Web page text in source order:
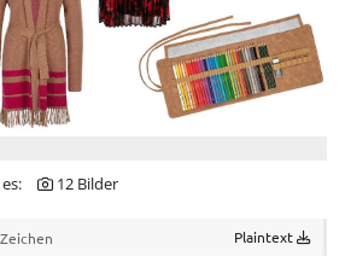
12 Bilder
Plaintext